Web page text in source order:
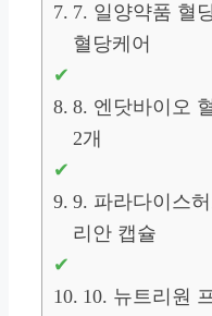
7. 일양약품 혈
혈당케어
8. 엔닷바이오
2개
9. 파라다이스
리안 캡슐
10. 뉴트리원